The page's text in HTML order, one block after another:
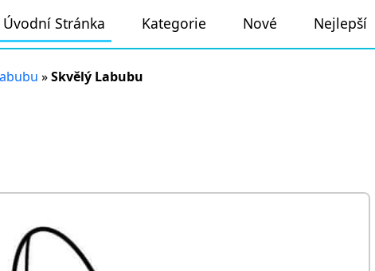
Úvodní Stránka Kategorie Nové Nejlepší
»Skvělý Labubu